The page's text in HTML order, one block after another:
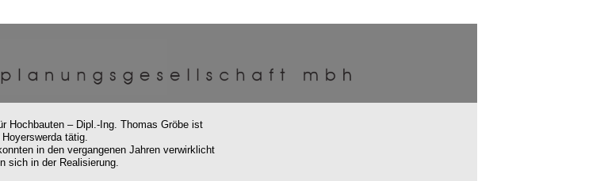
Hochbauten – Dipl.-Ing. Thomas Gröbe ist
tätig.
in den vergangenen Jahren verwirklicht
sich in der Realisierung.